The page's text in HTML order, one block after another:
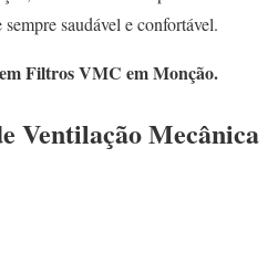
saudável e confortável.
Filtros VMC em Monção.
Ventilação Mecânica